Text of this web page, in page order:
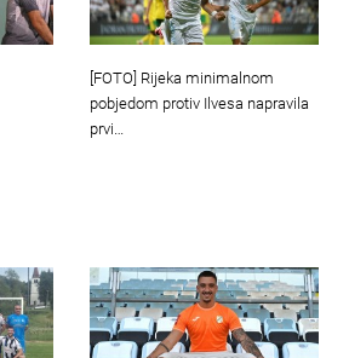
[FOTO] Rijeka minimalnom
pobjedom protiv Ilvesa napravila
prvi…